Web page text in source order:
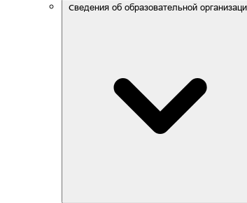
Сведения об образовательной